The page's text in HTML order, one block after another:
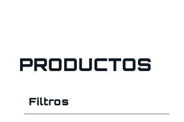
PRODUCTOS
Filtros